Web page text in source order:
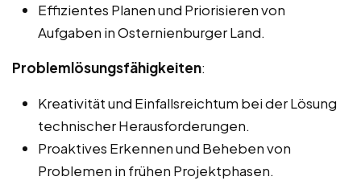
Effizientes Planen und Priorisieren von
Aufgaben in Osternienburger Land.
Problemlösungsfähigkeiten:
Kreativität und Einfallsreichtum bei der Lösung
technischer Herausforderungen.
Proaktives Erkennen und Beheben von
Problemen in frühen Projektphasen.